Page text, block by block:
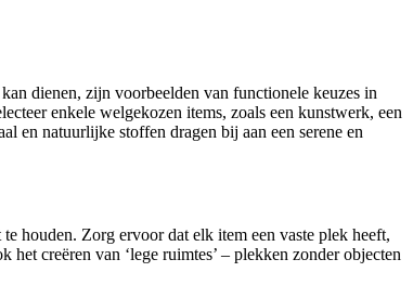
dienen, zijn voorbeelden van functionele keuzes in
enkele welgekozen items, zoals een kunstwerk, een
en natuurlijke stoffen dragen bij aan een serene en
houden. Zorg ervoor dat elk item een vaste plek heeft,
creëren van ‘lege ruimtes’ – plekken zonder objecten